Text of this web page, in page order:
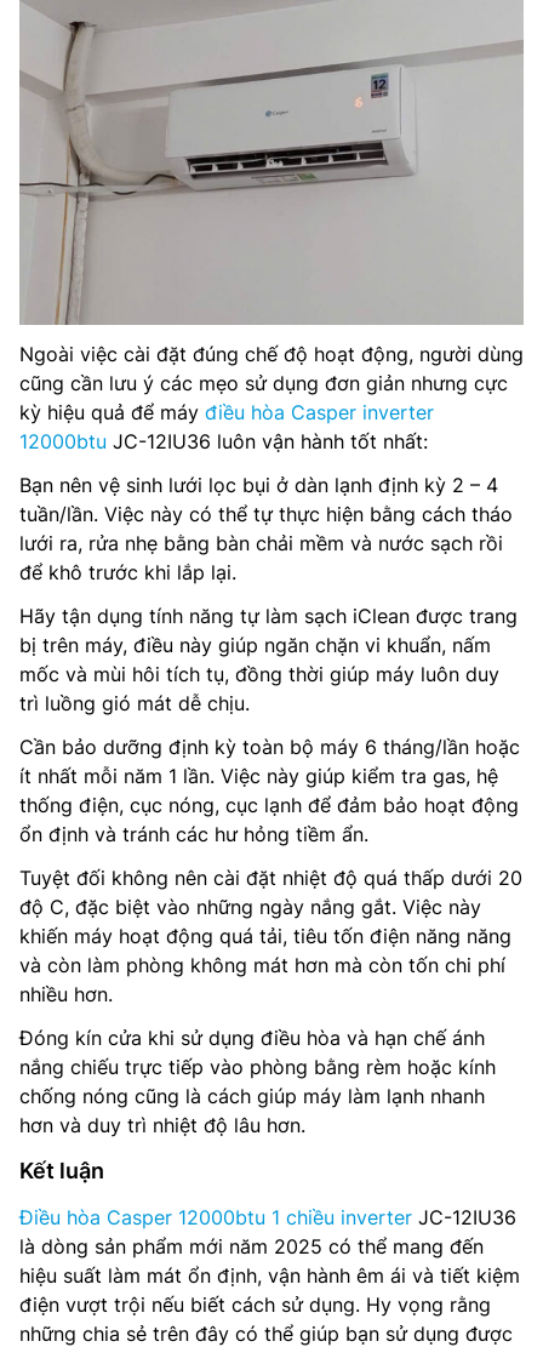
Ngoài việc cài đặt đúng chế độ hoạt động, người dùng
cũng cần lưu ý các mẹo sử dụng đơn giản nhưng cực
kỳ hiệu quả để máy điều hòa Casper inverter
12000btu JC-12IU36 luôn vận hành tốt nhất:
Bạn nên vệ sinh lưới lọc bụi ở dàn lạnh định kỳ 2 – 4
tuần/lần. Việc này có thể tự thực hiện bằng cách tháo
lưới ra, rửa nhẹ bằng bàn chải mềm và nước sạch rồi
để khô trước khi lắp lại.
Hãy tận dụng tính năng tự làm sạch iClean được trang
bị trên máy, điều này giúp ngăn chặn vi khuẩn, nấm
mốc và mùi hôi tích tụ, đồng thời giúp máy luôn duy
trì luồng gió mát dễ chịu.
Cần bảo dưỡng định kỳ toàn bộ máy 6 tháng/lần hoặc
ít nhất mỗi năm 1 lần. Việc này giúp kiểm tra gas, hệ
thống điện, cục nóng, cục lạnh để đảm bảo hoạt động
ổn định và tránh các hư hỏng tiềm ẩn.
Tuyệt đối không nên cài đặt nhiệt độ quá thấp dưới 20
độ C, đặc biệt vào những ngày nắng gắt. Việc này
khiến máy hoạt động quá tải, tiêu tốn điện năng năng
và còn làm phòng không mát hơn mà còn tốn chi phí
nhiều hơn.
Đóng kín cửa khi sử dụng điều hòa và hạn chế ánh
nắng chiếu trực tiếp vào phòng bằng rèm hoặc kính
chống nóng cũng là cách giúp máy làm lạnh nhanh
hơn và duy trì nhiệt độ lâu hơn.
Kết luận
Điều hòa Casper 12000btu 1 chiều inverter JC-12IU36
là dòng sản phẩm mới năm 2025 có thể mang đến
hiệu suất làm mát ổn định, vận hành êm ái và tiết kiệm
điện vượt trội nếu biết cách sử dụng. Hy vọng rằng
những chia sẻ trên đây có thể giúp bạn sử dụng được